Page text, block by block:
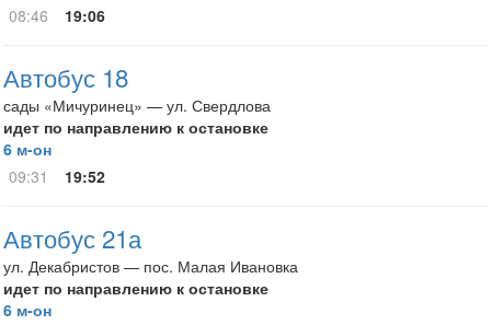
08:46
19:06
Автобус 18
сады «Мичуринец» — ул. Свердлова
идет по направлению к остановке
6 м-он
09:31
19:52
Автобус 21а
ул. Декабристов — пос. Малая Ивановка
идет по направлению к остановке
6 м-он